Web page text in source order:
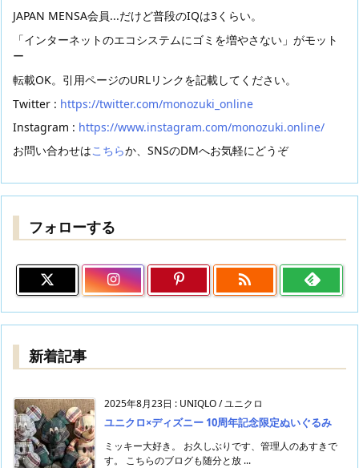
JAPAN MENSA会員...だけど普段のIQは3くらい。
「インターネットのエコシステムにゴミを増やさない」がモット
ー
転載OK。引用ページのURLリンクを記載してください。
Twitter : https://twitter.com/monozuki_online
Instagram : https://www.instagram.com/monozuki.online/
お問い合わせはこちらか、SNSのDMへお気軽にどうぞ
フォローする

新着記事
2025年8月23日 : UNIQLO / ユニクロ
ユニクロ×ディズニー 10周年記念限定ぬいぐるみ
ミッキー大好き。 お久しぶりです、管理人のあすきで
す。 こちらのブログも随分と放 ...